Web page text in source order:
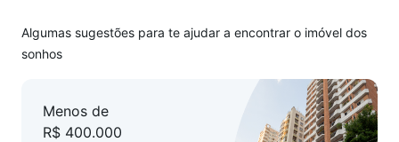
Algumas sugestões para te ajudar a encontrar o imóvel dos
sonhos
Menos de
R$ 400.000